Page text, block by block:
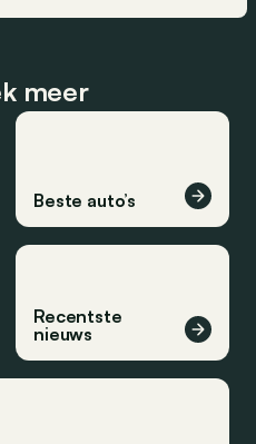
meer
Beste auto’s
Recentste
nieuws